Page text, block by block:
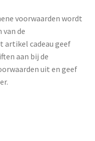
voorwaarden wordt
de
artikel cadeau geef
aan bij de
uit en geef